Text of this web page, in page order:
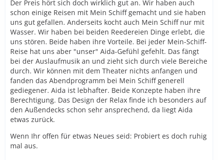
Zum Vergleich:
AIDAnova, Norwegens Welterbe ab Kiel in der
Standard-Verandakabine Komfort und in Premium
All In:4.400,00 €
AIDAvova, Skandinavische Highlights ab Kiel in der
Standard-Verandakabine Komfort und in Premium
All In:4.160,00 €
Bei AIDA nehmen wir normalerweise kein Getränkepaket
und zahlen alles einfach so. Aber selbst wenn ich mir
die Preise mit AIDAnova ohne All In ansehe und unsere
gewöhnlche Getränkerechnung drauf rechne, komme ist
da locker an die 4.000 € ran. Hinzu kommen noch 50-
100 € Sauna, die bei Mein Schiff ja auch im Reisepreis
Der Preis hört sich doch wirklich gut an. Wir haben auch
schon einige Reisen mit Mein Schiff gemacht und sie haben
uns gut gefallen. Anderseits kocht auch Mein Schiff nur mit
Wasser. Wir haben bei beiden Reedereien Dinge erlebt, die
uns stören. Beide haben ihre Vorteile. Bei jeder Mein-Schiff-
Reise hat uns aber "unser" Aida-Gefühl gefehlt. Das fängt
bei der Auslaufmusik an und zieht sich durch viele Bereiche
durch. Wir können mit dem Theater nichts anfangen und
fanden das Abendprogramm bei Mein Schiff generell
gediegener. Aida ist lebhafter. Beide Konzepte haben ihre
Berechtigung. Das Design der Relax finde ich besonders auf
den Außendecks schon sehr ansprechend, da liegt Aida
etwas zurück.
Wenn Ihr offen für etwas Neues seid: Probiert es doch ruhig
mal aus.